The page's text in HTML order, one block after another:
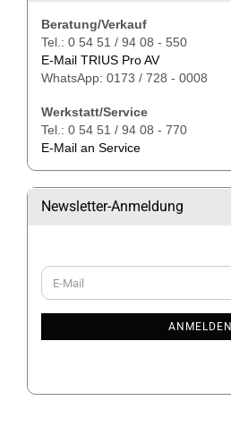
Beratung/Verkauf
Tel.: 0 54 51 / 94 08 - 550
E-Mail TRIUS Pro AV
WhatsApp: 0173 / 728 - 0008
Werkstatt/Service
Tel.: 0 54 51 / 94 08 - 770
E-Mail an Service
Newsletter-Anmeldung
WEITER
ZUR
E-
Mail
ANMELDEN